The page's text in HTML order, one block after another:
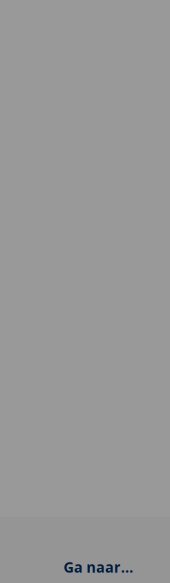
Ga naar...